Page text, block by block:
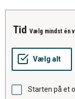
tid Vælg mindst én
Starten på et